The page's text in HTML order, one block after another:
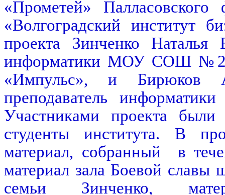
«Прометей»
«Волгоградский институт
проекта Зинченко Наталья
информатики МОУ СОШ №2,
«Импульс», и Бирюков
преподаватель
Участниками проекта
студенты института. В
материал, собранный
в
материал зала Боевой
семьи Зинченко,